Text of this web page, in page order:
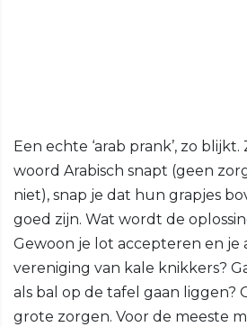
Een echte ‘arab prank’, zo
woord Arabisch snapt (geen
niet), snap je dat hun grapjes
goed zijn. Wat wordt de
Gewoon je lot accepteren en je
vereniging van kale knikkers?
als bal op de tafel gaan liggen?
grote zorgen. Voor de meeste